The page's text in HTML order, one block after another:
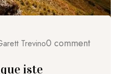
Trevino0 comment
iste